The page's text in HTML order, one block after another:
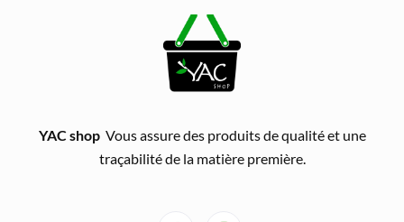
YAC shopVous assure des produits de qualité et une
traçabilité de la matière première.